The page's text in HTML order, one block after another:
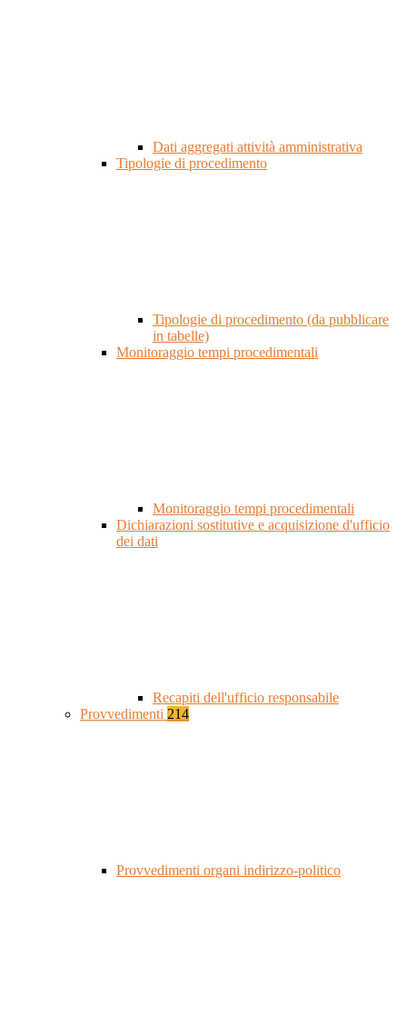
Dati aggregati attività amministrativa
Tipologie di procedimento
Tipologie di procedimento (da pubblicare
in tabelle)
Monitoraggio tempi procedimentali
Monitoraggio tempi procedimentali
Dichiarazioni sostitutive e acquisizione d'ufficio
dei dati
Recapiti dell'ufficio responsabile
Provvedimenti 214
Provvedimenti organi indirizzo-politico